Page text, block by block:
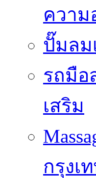
ควา
ปั๊มลม
รถมือ
เสริม
กรุงเ